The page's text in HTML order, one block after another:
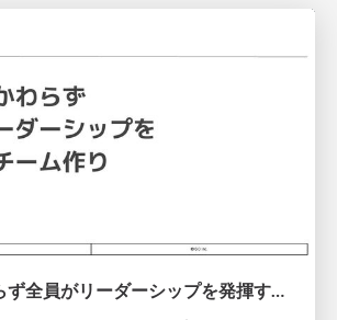
職位にかかわらず全員がリーダーシップを発揮するチーム作り / Building a team where everyone can demonstrate leadership regardless of position